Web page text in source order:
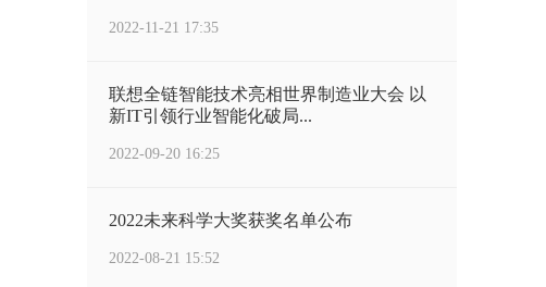
2022-11-21 17:35
联想全链智能技术亮相世界制造业大会 以
新IT引领行业智能化破局...
2022-09-20 16:25
2022未来科学大奖获奖名单公布
2022-08-21 15:52